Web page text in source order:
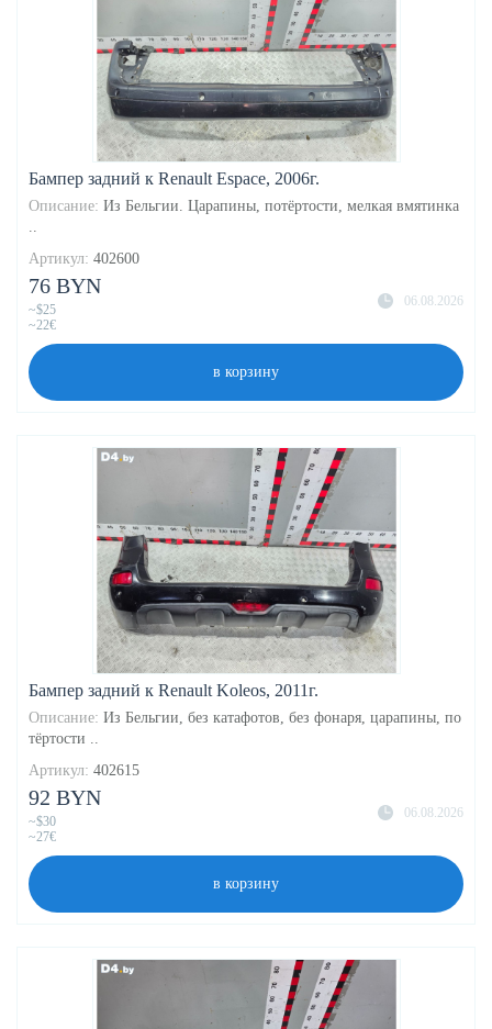
Бампер задний к Renault Espace, 2006г.
Описание: Из Бельгии. Царапины, потёртости, мелкая вмятинка
Артикул: 402600
06.08.2026
76 BYN
~$25
~22€
в корзину
Бампер задний к Renault Koleos, 2011г.
Описание: Из Бельгии, без катафотов, без фонаря, царапины, по
тёртости ..
Артикул: 402615
06.08.2026
92 BYN
~$30
~27€
в корзину